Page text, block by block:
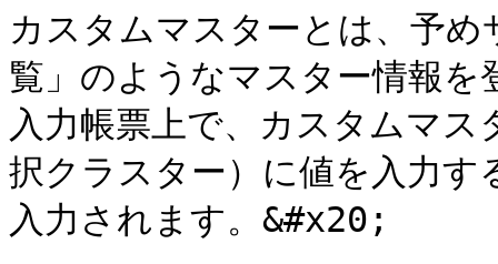
カスタムマスターとは、予
覧」のようなマスター情報
入力帳票上で、カスタムマ
択クラスター）に値を入力
入力されます。&#x20;